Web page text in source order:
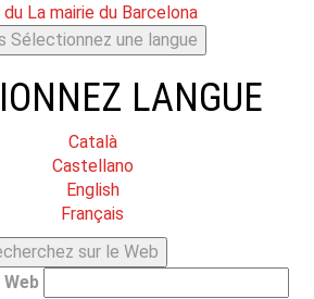
Sélectionnez une langue
LANGUE
Català
Castellano
English
Français
sur le Web